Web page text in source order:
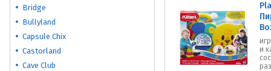
Bridge
Bullyland
Capsule Chix
Castorland
Cave Club
и